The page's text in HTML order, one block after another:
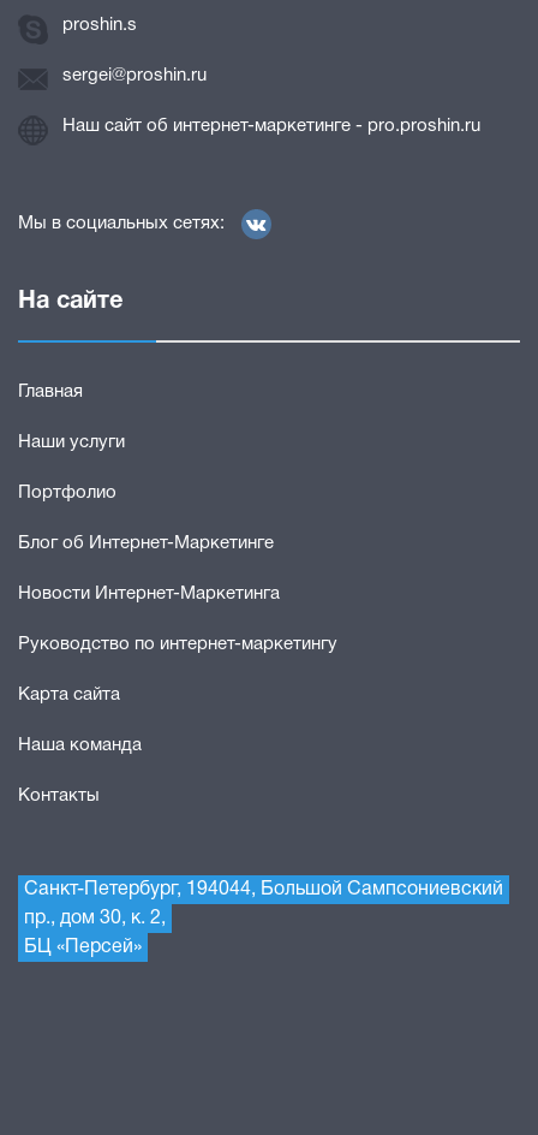
proshin.s
sergei@proshin.ru
Наш сайт об интернет-маркетинге - pro.proshin.ru
Мы в социальных сетях:
На сайте
Главная
Наши услуги
Портфолио
Блог об Интернет-Маркетинге
Новости Интернет-Маркетинга
Руководство по интернет-маркетингу
Карта сайта
Наша команда
Контакты
Санкт-Петербург, 194044, Большой Сампсониевский
пр., дом 30, к. 2,
БЦ «Персей»